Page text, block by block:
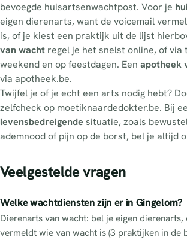
bevoegde huisartsenwachtpost. Voor je
eigen dierenarts, want de voicemail
is, of je kiest een praktijk uit de lijst
van wacht regel je het snelst online, of via
weekend en op feestdagen. Een apotheek
via apotheek.be.
Twijfel je of je echt een arts nodig hebt?
zelfcheck op moetiknaardedokter.be. Bij
levensbedreigende situatie, zoals
ademnood of pijn op de borst, bel je altijd
Veelgestelde vragen
Welke wachtdiensten zijn er in Gingelom?
Dierenarts van wacht: bel je eigen
vermeldt wie van wacht is (3 praktijken in de